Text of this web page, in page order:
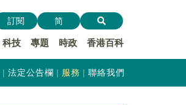
科技 專題 時政 香港百科
訂閱 简
法定公告欄 服務 聯絡我們